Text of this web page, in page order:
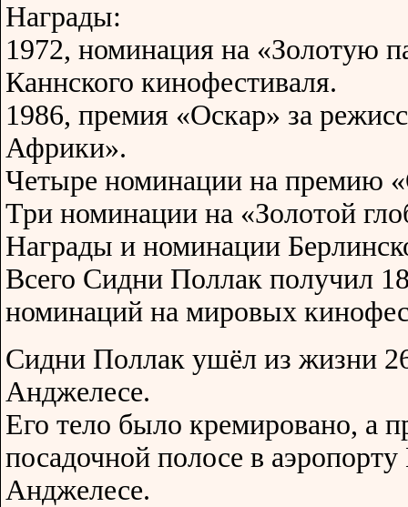
Награды:
1972, номинация на «Золотую
Каннского кинофестиваля.
1986, премия «Оскар» за
Африки».
Четыре номинации на премию
Три номинации на «Золотой
Награды и номинации
Всего Сидни Поллак получил
номинаций на мировых
Сидни Поллак ушёл из жизни
Анджелесе.
Его тело было кремировано, а
посадочной полосе в
Анджелесе.